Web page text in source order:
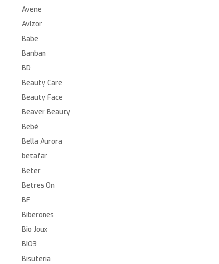
Avene
Avizor
Babe
Banban
BD
Beauty Care
Beauty Face
Beaver Beauty
Bebé
Bella Aurora
betafar
Beter
Betres On
BF
Biberones
Bio Joux
BIO3
Bisuteria